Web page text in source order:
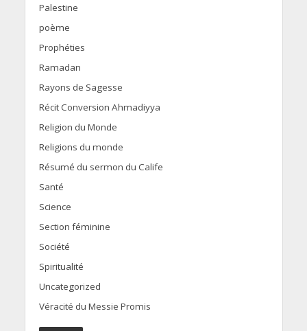
Palestine
poème
Prophéties
Ramadan
Rayons de Sagesse
Récit Conversion Ahmadiyya
Religion du Monde
Religions du monde
Résumé du sermon du Calife
Santé
Science
Section féminine
Société
Spiritualité
Uncategorized
Véracité du Messie Promis